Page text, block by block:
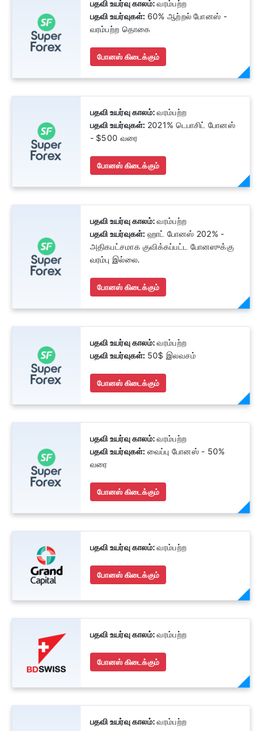
பதவி உயர்வு காலம்:வரம்பற்ற
பதவி உயர்வுகள்: 60% ஆற்றல் போனஸ் -
வரம்பற்ற தொகை
போனஸ் கிடைக்கும்
பதவி உயர்வு காலம்:வரம்பற்ற
பதவி உயர்வுகள்: 2021% டெபாசிட் போனஸ்
- $500 வரை
போனஸ் கிடைக்கும்
பதவி உயர்வு காலம்:வரம்பற்ற
பதவி உயர்வுகள்: ஹாட் போனஸ் 202% -
அதிகபட்சமாக குவிக்கப்பட்ட போனஸுக்கு
வரம்பு இல்லை.
போனஸ் கிடைக்கும்
பதவி உயர்வு காலம்:வரம்பற்ற
பதவி உயர்வுகள்: 50$ இலவசம்
போனஸ் கிடைக்கும்
பதவி உயர்வு காலம்:வரம்பற்ற
பதவி உயர்வுகள்: வைப்பு போனஸ் - 50%
வரை
போனஸ் கிடைக்கும்
பதவி உயர்வு காலம்:வரம்பற்ற
போனஸ் கிடைக்கும்
பதவி உயர்வு காலம்:வரம்பற்ற
போனஸ் கிடைக்கும்
பதவி உயர்வு காலம்:வரம்பற்ற